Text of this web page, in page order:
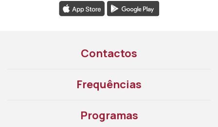
Contactos
Frequências
Programas